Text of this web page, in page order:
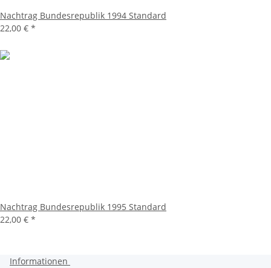
Nachtrag Bundesrepublik 1994 Standard
22,00 € *
Nachtrag Bundesrepublik 1995 Standard
22,00 € *
Informationen